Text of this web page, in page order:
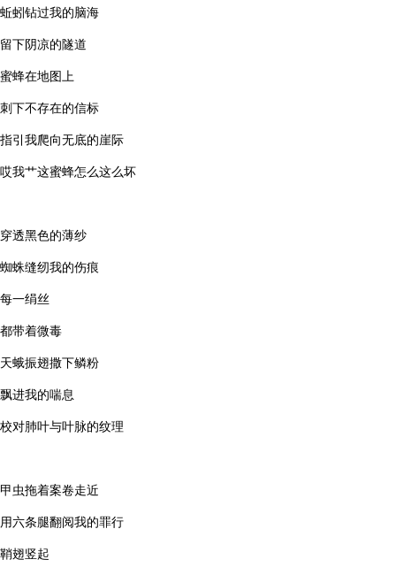
蚯蚓钻过我的脑海
留下阴凉的隧道
蜜蜂在地图上
刺下不存在的信标
指引我爬向无底的崖际
哎我艹这蜜蜂怎么这么坏
穿透黑色的薄纱
蜘蛛缝纫我的伤痕
每一绢丝
都带着微毒
天蛾振翅撒下鳞粉
飘进我的喘息
校对肺叶与叶脉的纹理
甲虫拖着案卷走近
用六条腿翻阅我的罪行
鞘翅竖起